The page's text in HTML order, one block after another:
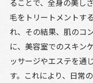
ることで、全身の美し
毛をトリートメントす
れ、その結果、肌のコ
に、美容室でのスキン
ッサージやエステを通
す。これにより、日常